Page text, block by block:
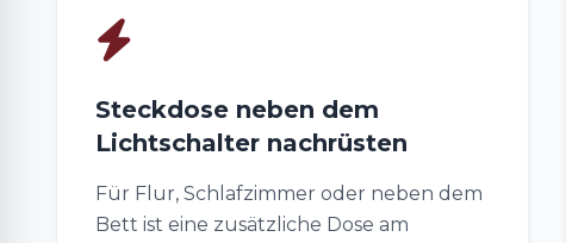
Steckdose neben dem
Lichtschalter nachrüsten
Für Flur, Schlafzimmer oder neben dem
Bett ist eine zusätzliche Dose am